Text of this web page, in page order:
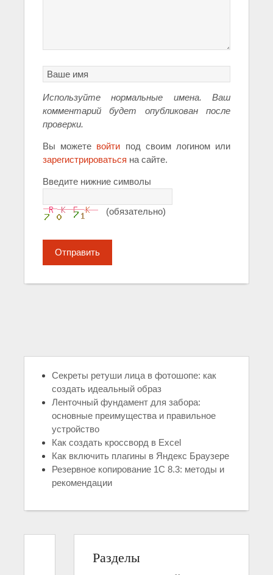
Используйте нормальные имена. Ваш
комментарий будет опубликован после
проверки.
Вы можете войти под своим логином или
зарегистрироваться на сайте.
Введите нижние символы
(обязательно)
Отправить
Секреты ретуши лица в фотошопе: как
создать идеальный образ
Ленточный фундамент для забора:
основные преимущества и правильное
устройство
Как создать кроссворд в Excel
Как включить плагины в Яндекс Браузере
Резервное копирование 1С 8.3: методы и
рекомендации
Разделы